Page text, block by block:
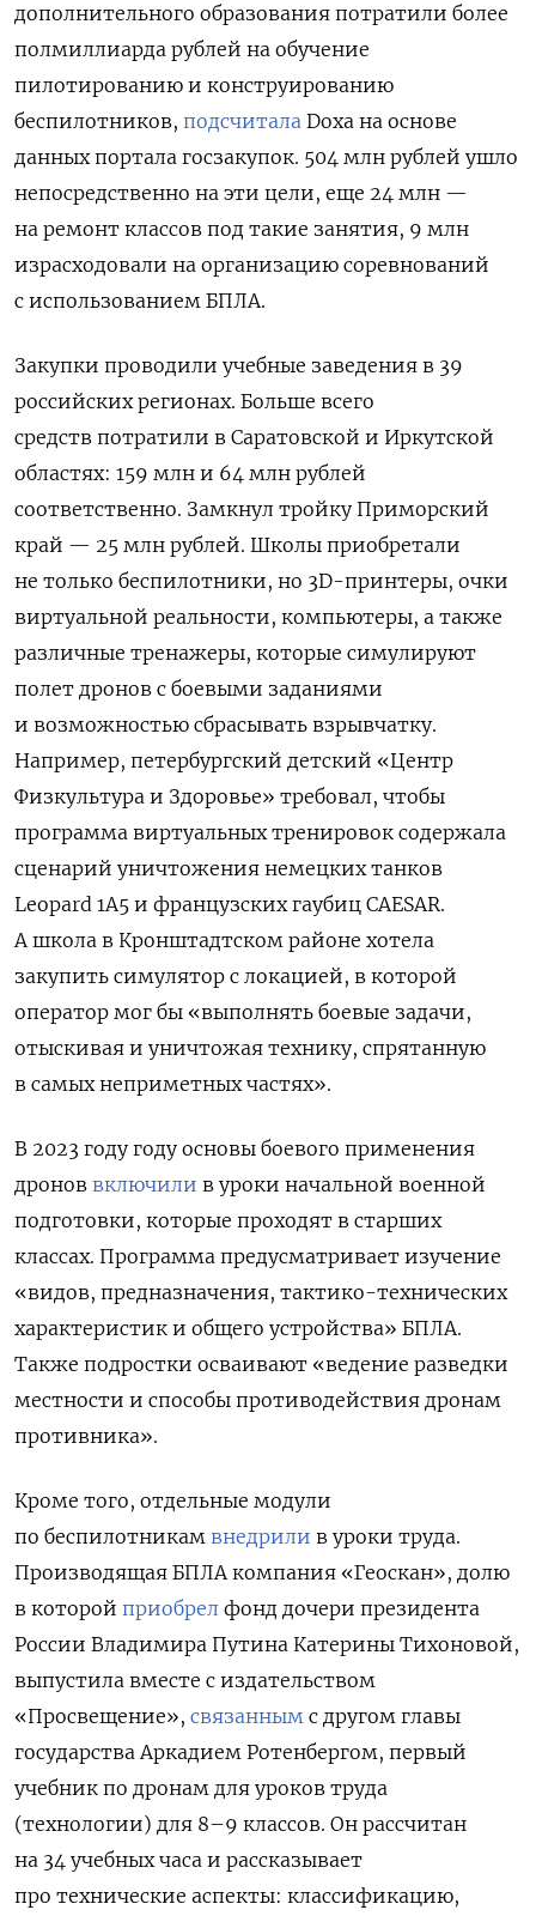
дополнительного образования потратили более
полмиллиарда рублей на обучение
пилотированию и конструированию
беспилотников, подсчитала Doxa на основе
данных портала госзакупок. 504 млн рублей ушло
непосредственно на эти цели, еще 24 млн —
на ремонт классов под такие занятия, 9 млн
израсходовали на организацию соревнований
с использованием БПЛА.
Закупки проводили учебные заведения в 39
российских регионах. Больше всего
средств потратили в Саратовской и Иркутской
областях: 159 млн и 64 млн рублей
соответственно. Замкнул тройку Приморский
край — 25 млн рублей. Школы приобретали
не только беспилотники, но 3D-принтеры, очки
виртуальной реальности, компьютеры, а также
различные тренажеры, которые симулируют
полет дронов с боевыми заданиями
и возможностью сбрасывать взрывчатку.
Например, петербургский детский «Центр
Физкультура и Здоровье» требовал, чтобы
программа виртуальных тренировок содержала
сценарий уничтожения немецких танков
Leopard 1A5 и французских гаубиц CAESAR.
А школа в Кронштадтском районе хотела
закупить симулятор с локацией, в которой
оператор мог бы «выполнять боевые задачи,
отыскивая и уничтожая технику, спрятанную
в самых неприметных частях».
В 2023 году году основы боевого применения
дронов включили в уроки начальной военной
подготовки, которые проходят в старших
классах. Программа предусматривает изучение
«видов, предназначения, тактико-технических
характеристик и общего устройства» БПЛА.
Также подростки осваивают «ведение разведки
местности и способы противодействия дронам
противника».
Кроме того, отдельные модули
по беспилотникам внедрили в уроки труда.
Производящая БПЛА компания «Геоскан», долю
в которой приобрел фонд дочери президента
России Владимира Путина Катерины Тихоновой,
выпустила вместе с издательством
«Просвещение», связанным с другом главы
государства Аркадием Ротенбергом, первый
учебник по дронам для уроков труда
(технологии) для 8–9 классов. Он рассчитан
на 34 учебных часа и рассказывает
про технические аспекты: классификацию,